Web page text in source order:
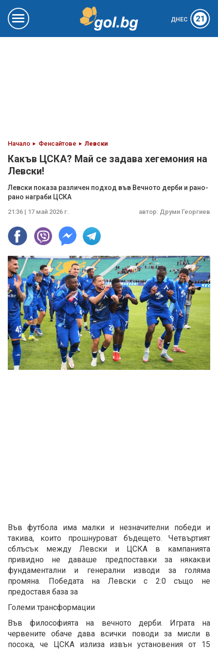
ДНЕС 21
Начало Фенсайтове Левски
Какъв ЦСКА? Май се задава хегемония на
Левски!
Левски показа различен подход във Вечното дерби и рано-
рано награби ЦСКА
21:36 | 17 май 2026 г. автор: Друми Георгиев
Във футбола има малки и незначителни победи и
такива, които прошнуроват бъдещето. Четвъртият
сблъсък между Левски и ЦСКА в кампанията
привидно не даваше предпоставки за някакви
фундаментални и генерални изводи за голяма
промяна. Победата на Левски с 2:0 също не
предоставя база за
Големи трансформации
Във философията на вечното дерби. Играта на
червените обаче дава всички поводи за мисли в
посока, че ЦСКА излиза извън установения от 15